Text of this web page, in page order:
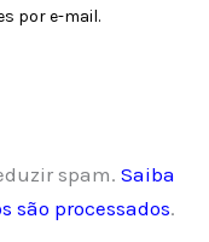
por e-mail.
spam. Saiba
são processados.